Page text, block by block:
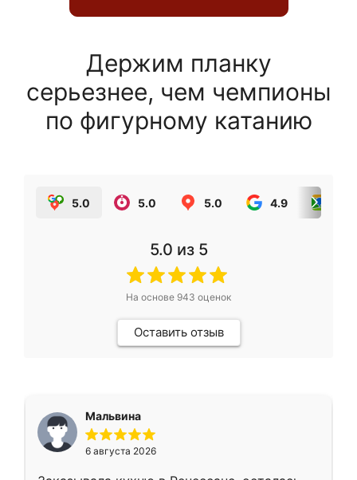
Держим планку
серьезнее, чем чемпионы
по фигурному катанию
5.0 5.0 5.0 4.9
5.0 из 5
На основе 943 оценок
Оставить отзыв
Мальвина
6 августа 2026